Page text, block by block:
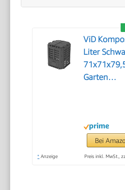
ViD
Liter
Garten
mit
Kunststoff
Bei
* Anzeige Preis inkl. MwSt.,